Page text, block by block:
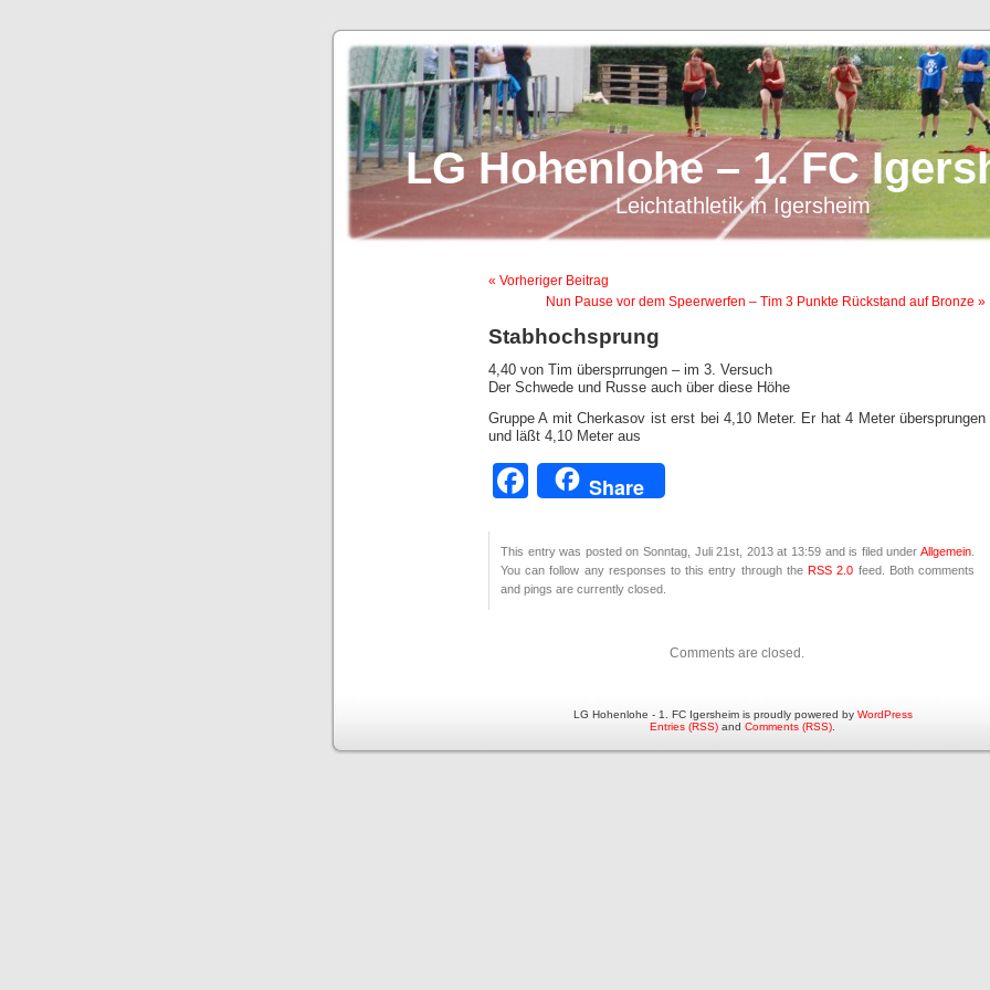
LG Hohenlohe – 1. FC
Leichtathletik in Igersheim
« Vorheriger Beitrag
Nun Pause vor dem Speerwerfen – Tim 3 Punkte Rückstand auf Bronze »
Stabhochsprung
4,40 von Tim übersprrungen – im 3. Versuch
Der Schwede und Russe auch über diese Höhe
Gruppe A mit Cherkasov ist erst bei 4,10 Meter. Er hat 4 Meter übersprungen
und läßt 4,10 Meter aus
Facebook
Share
This entry was posted on Sonntag, Juli 21st, 2013 at 13:59 and is filed under Allgemein
You can follow any responses to this entry through theRSS 2.0 feed. Both comments
and pings are currently closed.
Comments are closed.
LG Hohenlohe - 1. FC Igersheim is proudly powered by WordPress
Entries (RSS) and Comments (RSS)